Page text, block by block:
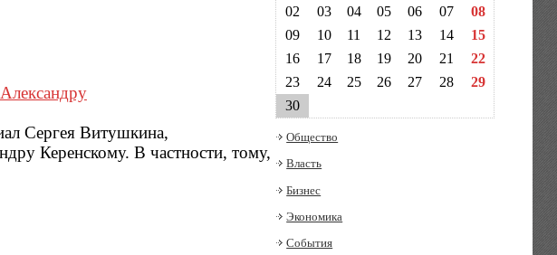
Сергея Витушкина,
Керенскому. В частности, тому,
02
03 04 05 06 07
08
09
10 11 12 13 14
15
16
17 18 19 20 21
22
23
24 25 26 27 28
29
30
Общество
Власть
Бизнес
Экономика
События